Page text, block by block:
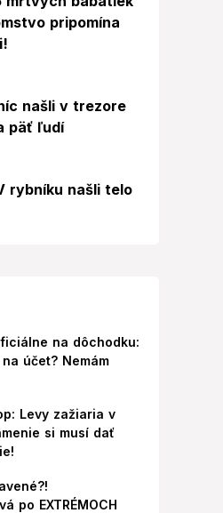
pripomína
našli v trezore
päť ľudí
rybníku našli telo
na dôchodku:
účet? Nemám
Levy zažiaria v
si musí dať
po EXTRÉMOCH